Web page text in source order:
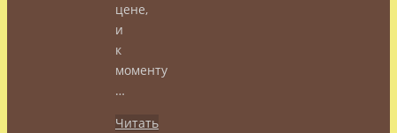
цене,
и
к
моменту
…
Читать